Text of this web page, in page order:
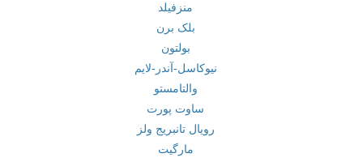
منزفیلد
بلک برن
بولتون
نیوکاسل-آندر-لایم
والتامستو
ساوت پورت
رویال تانبریج ولز
مارگیت